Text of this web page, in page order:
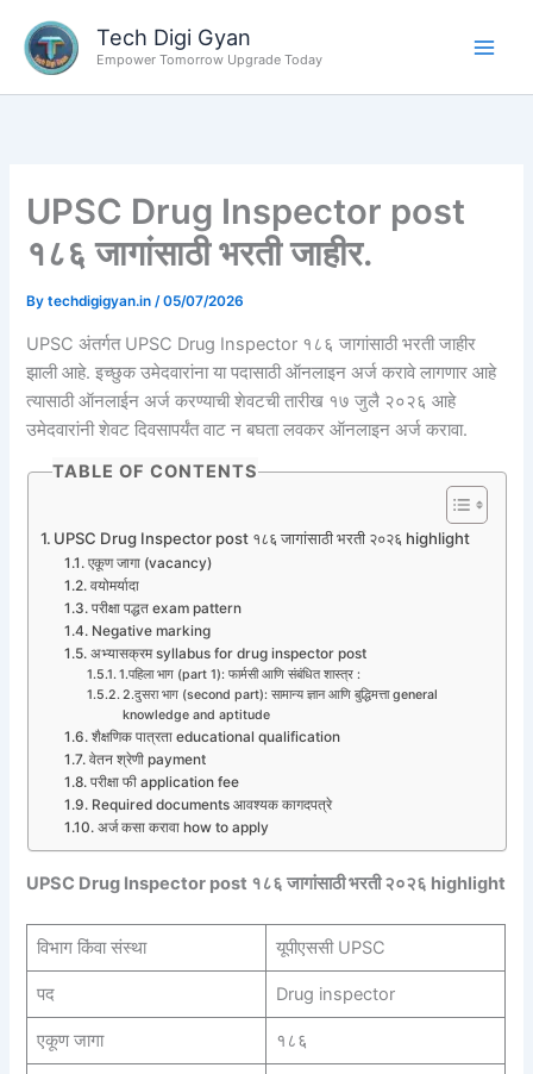
content
Tech Digi Gyan
Empower Tomorrow Upgrade Today
UPSC Drug Inspector post
१८६ जागांसाठी भरती जाहीर.
Bytechdigigyan.in/05/07/2026
UPSC अंतर्गत UPSC Drug Inspector १८६ जागांसाठी भरती जाहीर
झाली आहे. इच्छुक उमेदवारांना या पदासाठी ऑनलाइन अर्ज करावे लागणार आहे
त्यासाठी ऑनलाईन अर्ज करण्याची शेवटची तारीख १७ जुलै २०२६ आहे
उमेदवारांनी शेवट दिवसापर्यंत वाट न बघता लवकर ऑनलाइन अर्ज करावा.
TABLE OF CONTENTS
UPSC Drug Inspector post १८६ जागांसाठी भरती २०२६ highlight
एकूण जागा (vacancy)
वयोमर्यादा
परीक्षा पद्धत exam pattern
Negative marking
अभ्यासक्रम syllabus for drug inspector post
1.पहिला भाग (part 1): फार्मसी आणि संबंधित शास्त्र :
2.दुसरा भाग (second part): सामान्य ज्ञान आणि बुद्धिमत्ता general
knowledge and aptitude
शैक्षणिक पात्रता educational qualification
वेतन श्रेणी payment
परीक्षा फी application fee
Required documents आवश्यक कागदपत्रे
अर्ज कसा करावा how to apply
UPSC Drug Inspector post १८६ जागांसाठी भरती २०२६ highlight
विभाग किंवा संस्था यूपीएससी UPSC
पद Drug inspector
एकूण जागा १८६